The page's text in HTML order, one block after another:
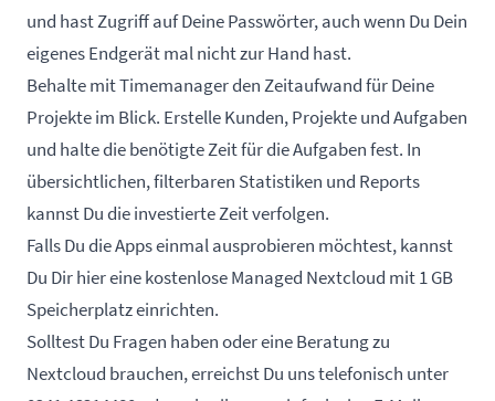
und hast Zugriff auf Deine Passwörter, auch wenn Du Dein
eigenes Endgerät mal nicht zur Hand hast.
Behalte mit Timemanager den Zeitaufwand für Deine
Projekte im Blick. Erstelle Kunden, Projekte und Aufgaben
und halte die benötigte Zeit für die Aufgaben fest. In
übersichtlichen, filterbaren Statistiken und Reports
kannst Du die investierte Zeit verfolgen.
Falls Du die Apps einmal ausprobieren möchtest, kannst
Du Dir hier einekostenlose Managed Nextcloud mit 1 GB
Speicherplatz einrichten.
Solltest Du Fragen haben oder eine Beratung zu
Nextcloud brauchen, erreichst Du uns telefonisch unter